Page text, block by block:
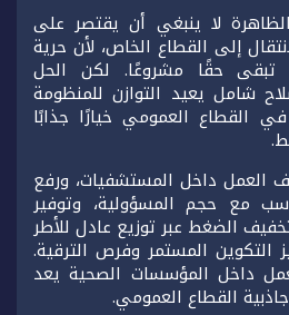
لا ينبغي أن يقتصر على
إلى القطاع الخاص، لأن حرية
تبقى حقًا مشروعًا. لكن الحل
شامل يعيد التوازن للمنظومة
القطاع العمومي خيارًا جذابًا
داخل المستشفيات، ورفع
مع حجم المسؤولية، وتوفير
الضغط عبر توزيع عادل للأطر
التكوين المستمر وفرص الترقية.
داخل المؤسسات الصحية يعد
القطاع العمومي.